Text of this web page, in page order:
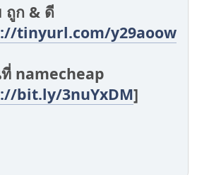
ก & ดี
tinyurl.com/y29aoowv
namecheap
bit.ly/3nuYxDM]